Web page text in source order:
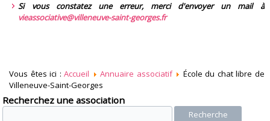
Si vous constatez une erreur, merci d'envoyer un mail à
vieassociative@villeneuve-saint-georges.fr
Vous êtes ici :Accueil Annuaire associatif
École du chat libre de
Villeneuve-Saint-Georges
Recherchez une association
Recherche